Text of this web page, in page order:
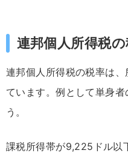
連邦個人所得税
連邦個人所得税の税率は
ています。例として単身
う。
課税所得帯が9,225ドル以